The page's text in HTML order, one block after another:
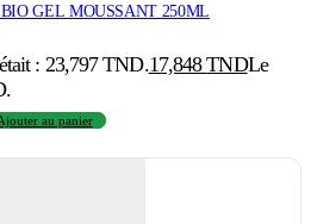
GEL MOUSSANT 250ML
: 23,797 TND.17,848TNDLe
au panier